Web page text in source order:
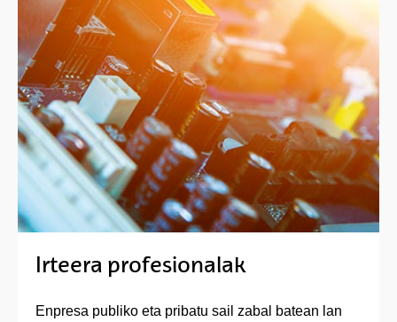
Irteera profesionalak
Enpresa publiko eta pribatu sail zabal batean lan